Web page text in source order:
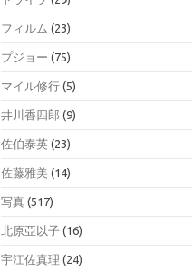
フィルム (23)
プジョー (75)
マイル修行 (5)
井川香四郎 (9)
佐伯泰英 (23)
佐藤雅美 (14)
写真 (517)
北原亞以子 (16)
宇江佐真理 (24)